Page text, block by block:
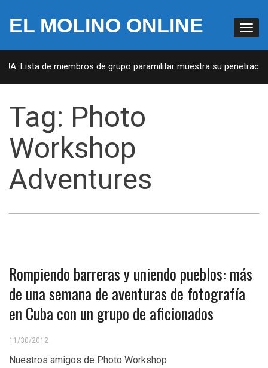
EL MOLINO ONLINE
Lista de miembros de grupo paramilitar muestra su penetración
Tag: Photo
Workshop
Adventures
Rompiendo barreras y uniendo pueblos: más
de una semana de aventuras de fotografía
en Cuba con un grupo de aficionados
11/30/2012
Nuestros amigos de Photo Workshop